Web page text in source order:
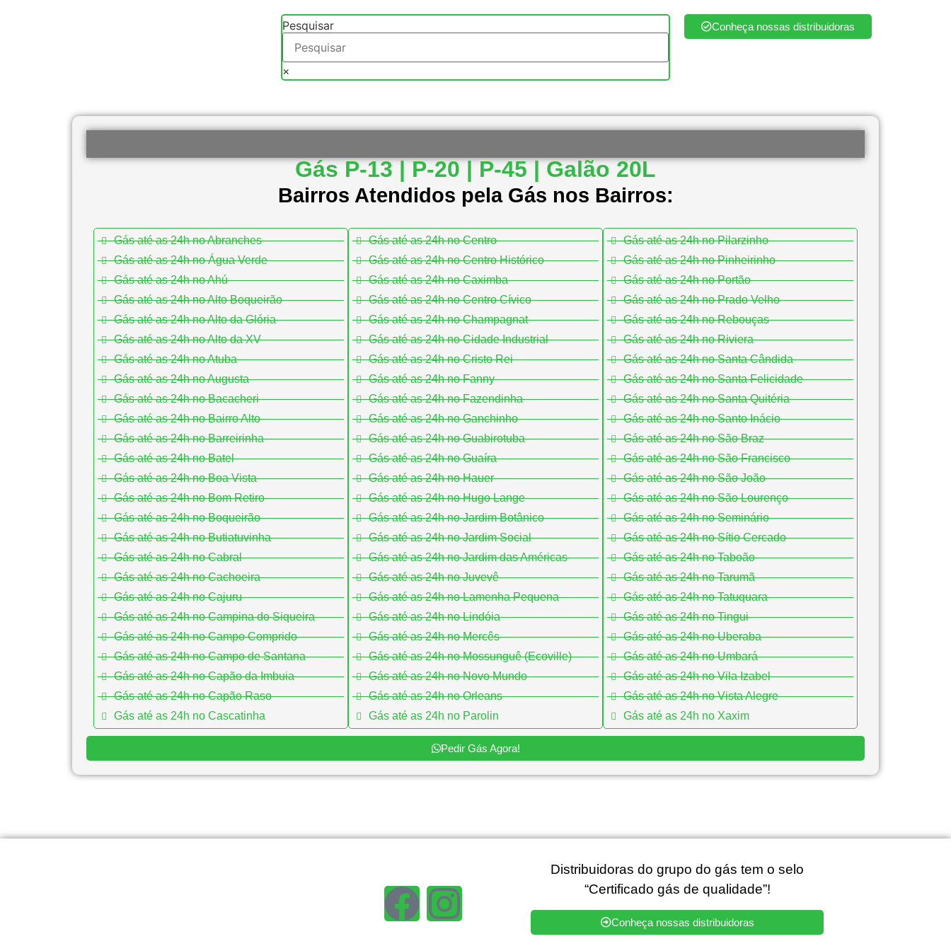
Pesquisar
×
Conheça nossas distribuidoras
Gás P-13 | P-20 | P-45 | Galão 20L
Bairros Atendidos pela Gás nos Bairros:
Gás até as 24h no Abranches
Gás até as 24h no Água Verde
Gás até as 24h no Ahú
Gás até as 24h no Alto Boqueirão
Gás até as 24h no Alto da Glória
Gás até as 24h no Alto da XV
Gás até as 24h no Atuba
Gás até as 24h no Augusta
Gás até as 24h no Bacacheri
Gás até as 24h no Bairro Alto
Gás até as 24h no Barreirinha
Gás até as 24h no Batel
Gás até as 24h no Boa Vista
Gás até as 24h no Bom Retiro
Gás até as 24h no Boqueirão
Gás até as 24h no Butiatuvinha
Gás até as 24h no Cabral
Gás até as 24h no Cachoeira
Gás até as 24h no Cajuru
Gás até as 24h no Campina do Siqueira
Gás até as 24h no Campo Comprido
Gás até as 24h no Campo de Santana
Gás até as 24h no Capão da Imbuia
Gás até as 24h no Capão Raso
Gás até as 24h no Cascatinha
Gás até as 24h no Centro
Gás até as 24h no Centro Histórico
Gás até as 24h no Caximba
Gás até as 24h no Centro Cívico
Gás até as 24h no Champagnat
Gás até as 24h no Cidade Industrial
Gás até as 24h no Cristo Rei
Gás até as 24h no Fanny
Gás até as 24h no Fazendinha
Gás até as 24h no Ganchinho
Gás até as 24h no Guabirotuba
Gás até as 24h no Guaíra
Gás até as 24h no Hauer
Gás até as 24h no Hugo Lange
Gás até as 24h no Jardim Botânico
Gás até as 24h no Jardim Social
Gás até as 24h no Jardim das Américas
Gás até as 24h no Juvevê
Gás até as 24h no Lamenha Pequena
Gás até as 24h no Lindóia
Gás até as 24h no Mercês
Gás até as 24h no Mossunguê (Ecoville)
Gás até as 24h no Novo Mundo
Gás até as 24h no Orleans
Gás até as 24h no Parolin
Gás até as 24h no Pilarzinho
Gás até as 24h no Pinheirinho
Gás até as 24h no Portão
Gás até as 24h no Prado Velho
Gás até as 24h no Rebouças
Gás até as 24h no Riviera
Gás até as 24h no Santa Cândida
Gás até as 24h no Santa Felicidade
Gás até as 24h no Santa Quitéria
Gás até as 24h no Santo Inácio
Gás até as 24h no São Braz
Gás até as 24h no São Francisco
Gás até as 24h no São João
Gás até as 24h no São Lourenço
Gás até as 24h no Seminário
Gás até as 24h no Sítio Cercado
Gás até as 24h no Taboão
Gás até as 24h no Tarumã
Gás até as 24h no Tatuquara
Gás até as 24h no Tingui
Gás até as 24h no Uberaba
Gás até as 24h no Umbará
Gás até as 24h no Vila Izabel
Gás até as 24h no Vista Alegre
Gás até as 24h no Xaxim
Pedir Gás Agora!
Distribuidoras do grupo do gás tem o selo
“Certificado gás de qualidade”!
Conheça nossas distribuidoras